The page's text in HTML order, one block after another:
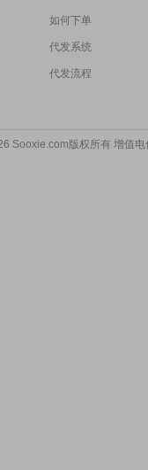
如何下单
代发系统
代发流程
Sooxie.com版权所有 增值